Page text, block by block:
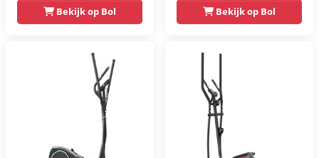
Crosstrainers met
Bluetooth Kinomap
& Zwift - Fitness
Trainer met 24
trainingsprogramma’s
- Nauwkeurige
Hartslagmeter
Bekijk op Bol
hartslagfunctie en
tablethouder -
Elliptische Trainer -
Crosstrainer
Fitness
Bekijk op Bol